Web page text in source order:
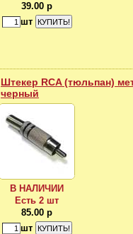
39.00 р
шт
Штекер RCA (тюльпан)
черный
В НАЛИЧИИ
Есть 2 шт
85.00 р
шт